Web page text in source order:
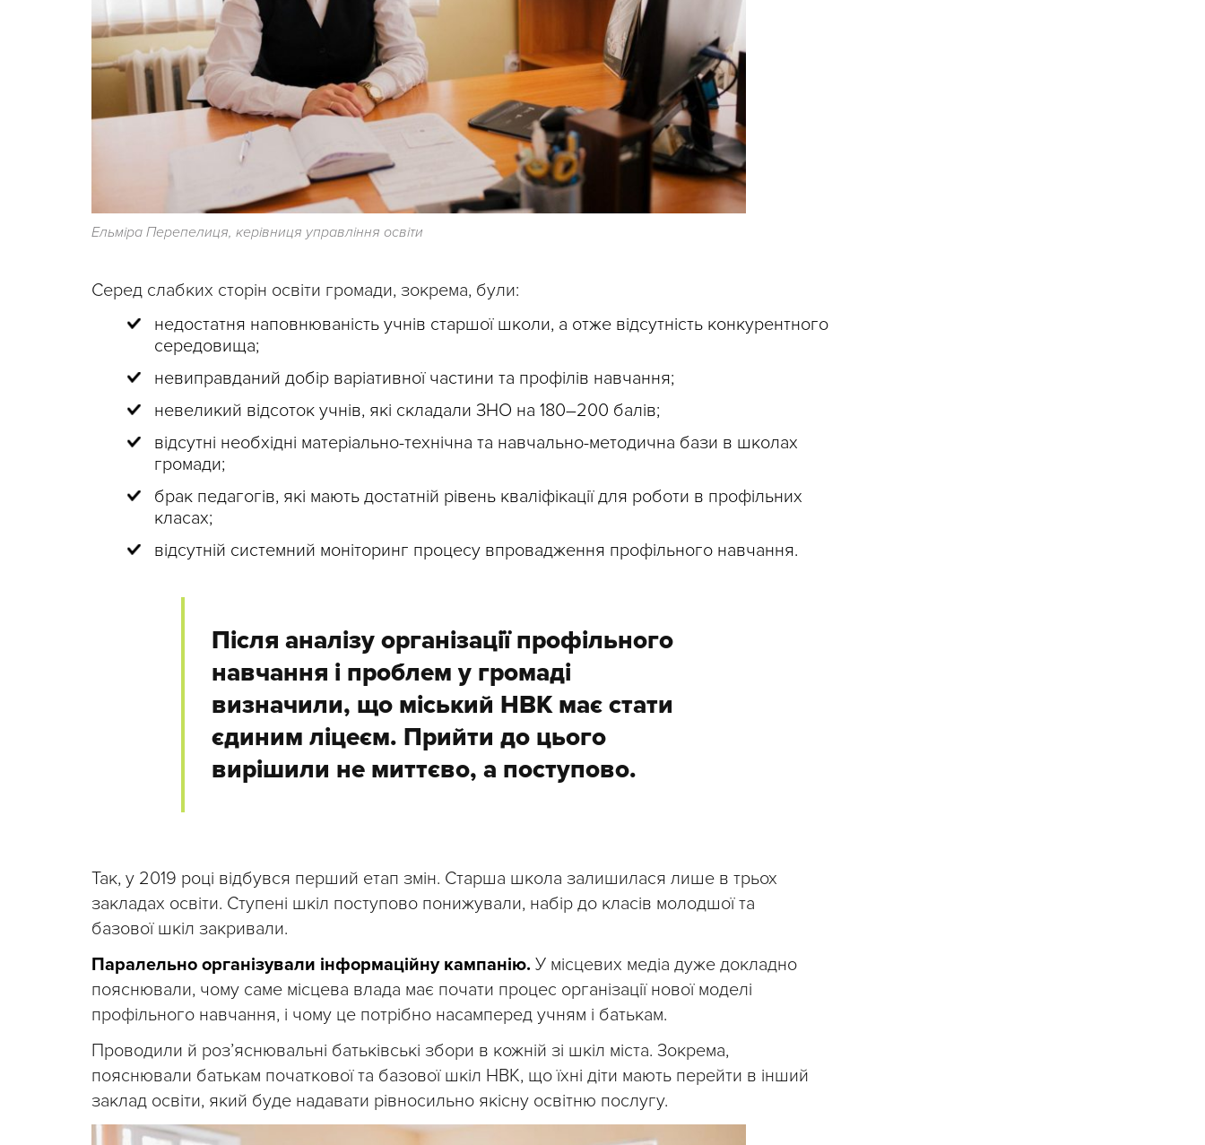
Ельміра Перепелиця, керівниця управління освіти
Серед слабких сторін освіти громади, зокрема, були:
недостатня наповнюваність учнів старшої школи, а отже відсутність конкурентного
середовища;
невиправданий добір варіативної частини та профілів навчання;
невеликий відсоток учнів, які складали ЗНО на 180–200 балів;
відсутні необхідні матеріально-технічна та навчально-методична бази в школах
громади;
брак педагогів, які мають достатній рівень кваліфікації для роботи в профільних
класах;
відсутній системний моніторинг процесу впровадження профільного навчання.
Після аналізу організації профільного
навчання і проблем у громаді
визначили, що міський НВК має стати
єдиним ліцеєм. Прийти до цього
вирішили не миттєво, а поступово.
Так, у 2019 році відбувся перший етап змін. Старша школа залишилася лише в трьох
закладах освіти. Ступені шкіл поступово понижували, набір до класів молодшої та
базової шкіл закривали.
Паралельно організували інформаційну кампанію. У місцевих медіа дуже докладно
пояснювали, чому саме місцева влада має почати процес організації нової моделі
профільного навчання, і чому це потрібно насамперед учням і батькам.
Проводили й роз’яснювальні батьківські збори в кожній зі шкіл міста. Зокрема,
пояснювали батькам початкової та базової шкіл НВК, що їхні діти мають перейти в інший
заклад освіти, який буде надавати рівносильно якісну освітню послугу.